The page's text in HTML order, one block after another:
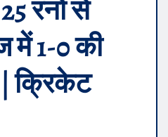
रनों से
में 1-0 की
| क्रिकेट